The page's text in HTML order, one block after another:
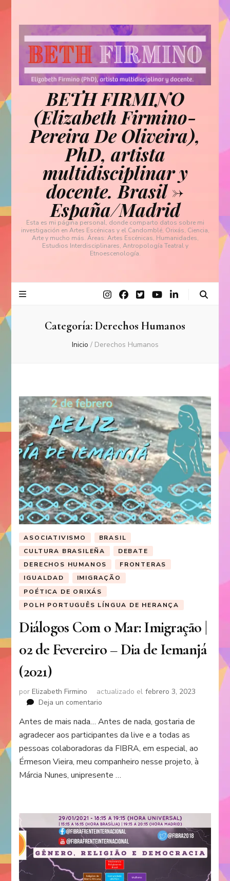
BETH FIRMINO
(Elizabeth Firmino-
Pereira De Oliveira),
PhD, artista
multidisciplinar y
docente. Brasil ->
España/Madrid
Esta es mi página personal, donde comparto datos sobre mi
investigación en Artes Escénicas y el Candomblé, Orixás, Ciencia,
Arte y mucho más. Áreas: Artes Escénicas, Humanidades,
Estudios Interdisciplinares, Antropología Teatral y
Etnoescenología.
Categoría:Derechos Humanos
Inicio / Derechos Humanos
ASOCIATIVISMO
BRASIL
CULTURA BRASILEÑA
DEBATE
DERECHOS HUMANOS
FRONTERAS
IGUALDAD
IMIGRAÇÃO
POÉTICA DE ORIXÁS
POLH PORTUGUÊS LÍNGUA DE HERANÇA
Diálogos Com o Mar: Imigração |
02 de Fevereiro – Dia de Iemanjá
(2021)
porElizabeth Firmino actualizado el febrero 3, 2023
Deja un comentario
Com
o
Mar:
|
02
Dia
de
Iemanjá
(2021)
Antes de mais nada… Antes de nada, gostaria de
agradecer aos participantes da live e a todas as
pessoas colaboradoras da FIBRA, em especial, ao
Érmeson Vieira, meu companheiro nesse projeto, à
Márcia Nunes, unipresente …